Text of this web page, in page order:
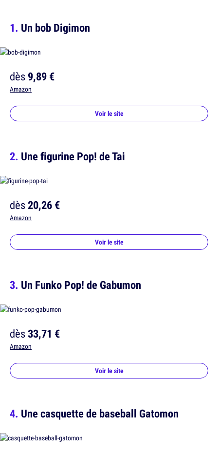
Un bob Digimon
dès9,89 €
Amazon
Voir le site
Une figurine Pop! de Tai
dès20,26 €
Amazon
Voir le site
Un Funko Pop! de Gabumon
dès33,71 €
Amazon
Voir le site
Une casquette de baseball Gatomon